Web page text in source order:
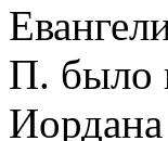
П. было